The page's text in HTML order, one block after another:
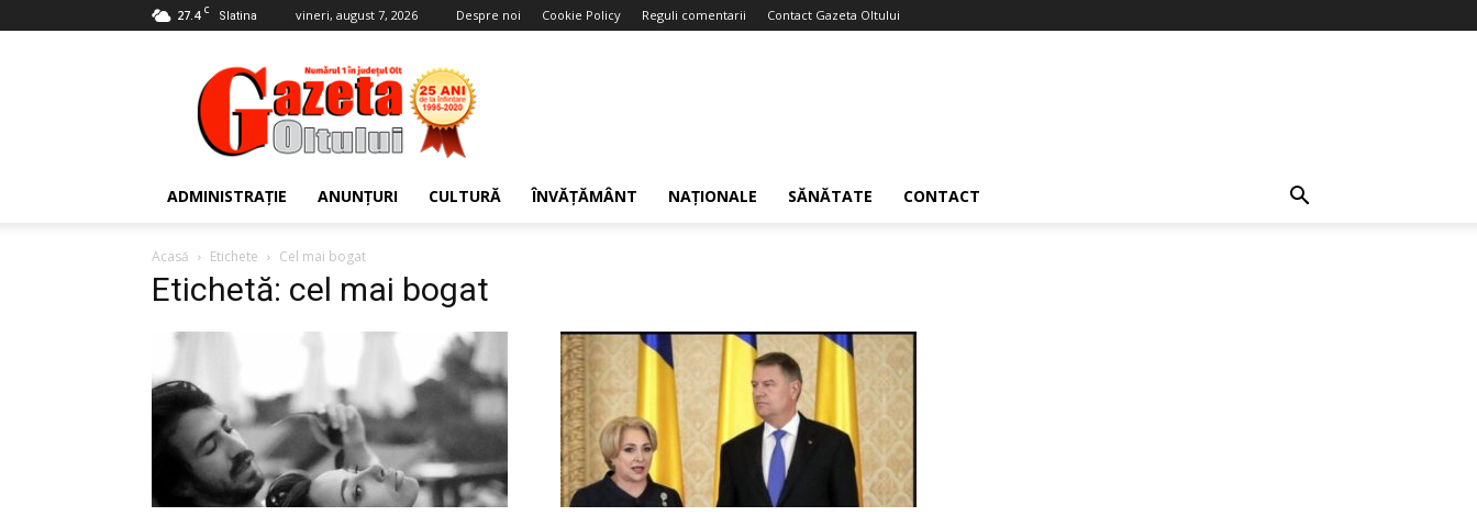
27.4 C Slatina vineri, august 7, 2026 Despre noi Cookie Policy Reguli comentarii Contact Gazeta Oltului
Gazeta
Oltului
ADMINISTRAȚIE ANUNȚURI CULTURĂ ÎNVĂȚĂMÂNT NAȚIONALE SĂNĂTATE CONTACT
Acasă Etichete Cel mai bogat
Etichetă: cel mai bogat